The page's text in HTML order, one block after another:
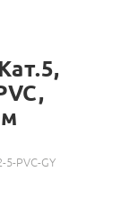
5-PVC-GY